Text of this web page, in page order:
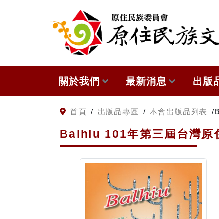
關於我們
關於原住民族文獻會
原住民族文獻會設置要點
委員介紹
歷次會議記錄
最新消息
網站訊息
徵稿訊息
出版
本
與
出
首頁 / 出版品專區 / 本會出版品列表 /
Balhiu 101年第三屆台灣原